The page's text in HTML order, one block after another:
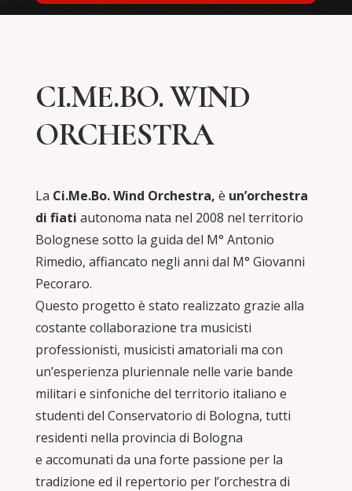
CI.ME.BO. WIND
ORCHESTRA
La Ci.Me.Bo. Wind Orchestra, è un’orchestra
di fiati autonoma nata nel 2008 nel territorio
Bolognese sotto la guida del M° Antonio
Rimedio, affiancato negli anni dal M° Giovanni
Pecoraro.
Questo progetto è stato realizzato grazie alla
costante collaborazione tra musicisti
professionisti, musicisti amatoriali ma con
un’esperienza pluriennale nelle varie bande
militari e sinfoniche del territorio italiano e
studenti del Conservatorio di Bologna, tutti
residenti nella provincia di Bologna
e accomunati da una forte passione per la
tradizione ed il repertorio per l’orchestra di